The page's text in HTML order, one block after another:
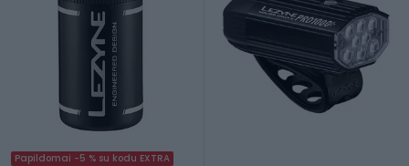
Papildomai -5 % su kodu EXTRA